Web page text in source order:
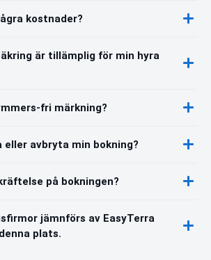
kostnader?
är tillämplig för min hyra
fri märkning?
eller avbryta min bokning?
på bokningen?
jämnförs av EasyTerra
plats.